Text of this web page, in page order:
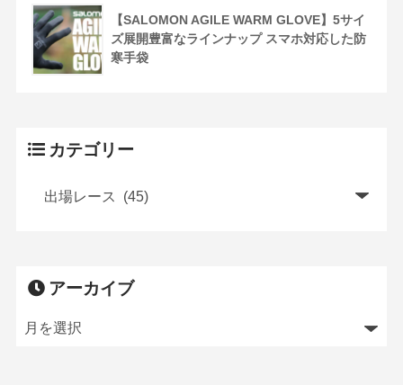
【SALOMON AGILE WARM GLOVE】5サイ
ズ展開豊富なラインナップ スマホ対応した防
寒手袋
カテゴリー
アーカイブ